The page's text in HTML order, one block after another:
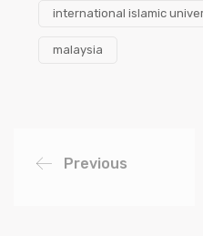
international islamic
malaysia
Previous